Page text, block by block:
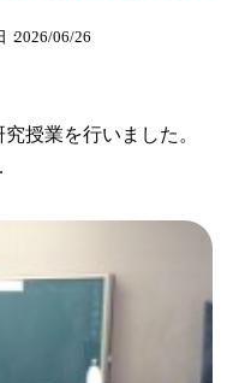
2026/06/26
授業を行いました。